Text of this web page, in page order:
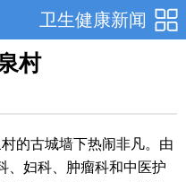
卫生健康新闻
村
的古城墙下热闹非凡。由
妇科、 肿瘤科和中医护